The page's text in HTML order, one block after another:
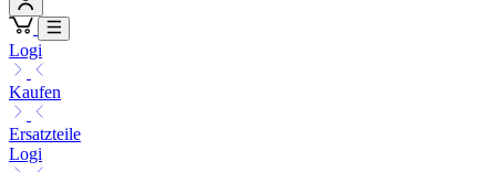
Logi
Kaufen
Ersatzteile
Logi